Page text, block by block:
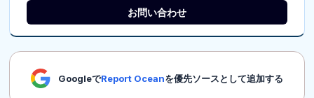
お問い合わせ
GoogleでReport Oceanを優先ソースとして追加する